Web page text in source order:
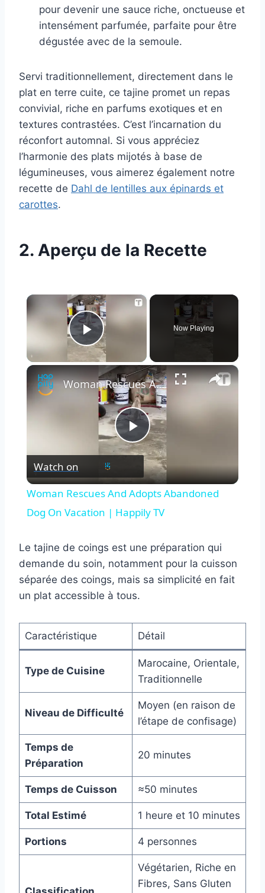
pour devenir une sauce riche, onctueuse et
intensément parfumée, parfaite pour être
dégustée avec de la semoule.
Servi traditionnellement, directement dans le
plat en terre cuite, ce tajine promet un repas
convivial, riche en parfums exotiques et en
textures contrastées. C’est l’incarnation du
réconfort automnal. Si vous appréciez
l’harmonie des plats mijotés à base de
légumineuses, vous aimerez également notre
recette de Dahl de lentilles aux épinards et
carottes.
2. Aperçu de la Recette
×
Play Video
Now Playing
×
Play
Video
Woman Rescues And Adopts Abandoned Dog On Vacation | Happily TV
Watch on
Woman Rescues And Adopts Abandoned
Dog On Vacation | Happily TV
Le tajine de coings est une préparation qui
demande du soin, notamment pour la cuisson
séparée des coings, mais sa simplicité en fait
un plat accessible à tous.
Caractéristique Détail
Type de Cuisine
Marocaine, Orientale,
Traditionnelle
Niveau de Difficulté
Moyen (en raison de
l’étape de confisage)
Temps de
Préparation
20 minutes
Temps de Cuisson ≈50 minutes
Total Estimé 1 heure et 10 minutes
Portions 4 personnes
Végétarien, Riche en
Fibres, Sans Gluten